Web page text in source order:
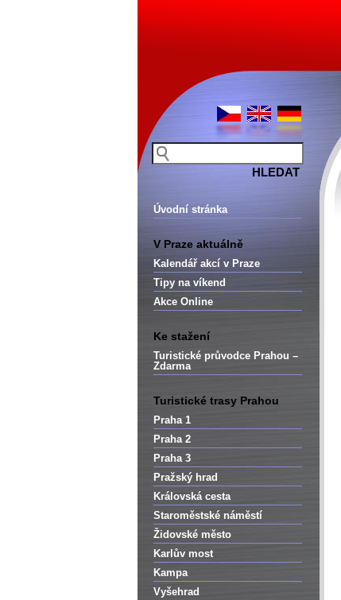
Úvodní stránka
V Praze aktuálně
Kalendář akcí v Praze
Tipy na víkend
Akce Online
Ke stažení
Turistické průvodce Prahou –
Zdarma
Turistické trasy Prahou
Praha 1
Praha 2
Praha 3
Pražský hrad
Královská cesta
Staroměstské náměstí
Židovské město
Karlův most
Kampa
Vyšehrad